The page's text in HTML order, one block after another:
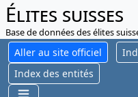
Élites suisses
Base de données des élites
Aller au site officiel
Index des entités